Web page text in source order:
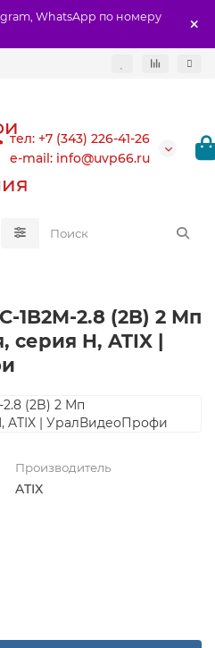
WhatsApp по номеру
тел: +7 (343) 226-41-26
e-mail: info@uvp66.ru
1B2M-2.8 (2B) 2 Мп
серия H, ATIX |
Производитель
ATIX